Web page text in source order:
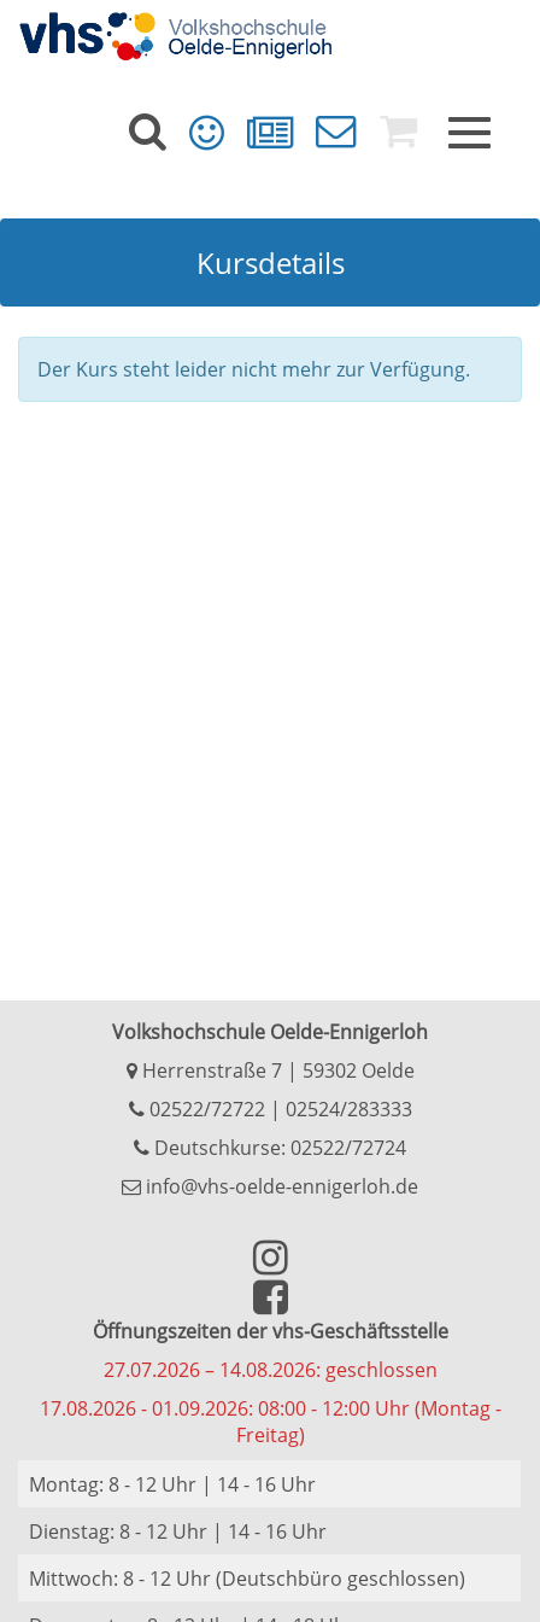
Toggle
Kursdetails
Der Kurs steht leider nicht mehr zur Verfügung.
Volkshochschule Oelde-Ennigerloh
Herrenstraße 7 | 59302 Oelde
02522/72722| 02524/283333
Deutschkurse: 02522/72724
info@vhs-oelde-ennigerloh.de
Öffnungszeiten der vhs-Geschäftsstelle
27.07.2026 – 14.08.2026: geschlossen
17.08.2026 - 01.09.2026: 08:00 - 12:00 Uhr (Montag -
Freitag)
Montag: 8 - 12 Uhr | 14 - 16 Uhr
Dienstag: 8 - 12 Uhr | 14 - 16 Uhr
Mittwoch: 8 - 12 Uhr (Deutschbüro geschlossen)